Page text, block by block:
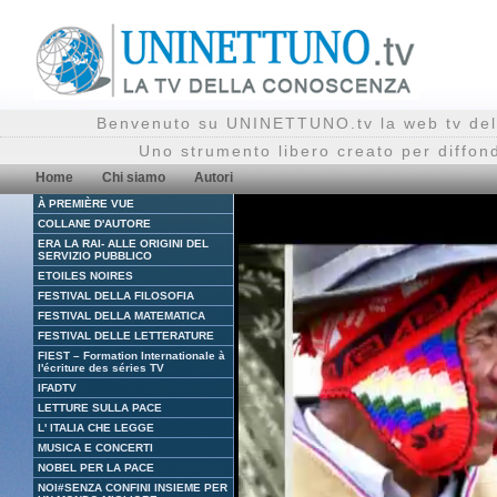
Benvenuto su UNINETTUNO.tv la web tv
Uno strumento libero creato per
Home Chi siamo Autori
À PREMIÈRE VUE
COLLANE D'AUTORE
ERA LA RAI- ALLE ORIGINI DEL
SERVIZIO PUBBLICO
ETOILES NOIRES
FESTIVAL DELLA FILOSOFIA
FESTIVAL DELLA MATEMATICA
FESTIVAL DELLE LETTERATURE
FIEST – Formation Internationale à
l'écriture des séries TV
IFADTV
LETTURE SULLA PACE
L' ITALIA CHE LEGGE
MUSICA E CONCERTI
NOBEL PER LA PACE
NOI#SENZA CONFINI INSIEME PER